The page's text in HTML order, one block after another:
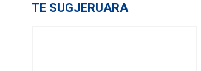
TE SUGJERUARA